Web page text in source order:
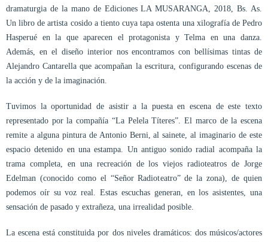
dramaturgia de la mano de Ediciones LA MUSARANGA, 2018, Bs. As.
Un libro de artista cosido a tiento cuya tapa ostenta una xilografía de Pedro
Hasperué en la que aparecen el protagonista y Telma en una danza.
Además, en el diseño interior nos encontramos con bellísimas tintas de
Alejandro Cantarella que acompañan la escritura, configurando escenas de
la acción y de la imaginación.
Tuvimos la oportunidad de asistir a la puesta en escena de este texto
representado por la compañía “La Pelela Títeres”. El marco de la escena
remite a alguna pintura de Antonio Berni, al sainete, al imaginario de este
espacio detenido en una estampa. Un antiguo sonido radial acompaña la
trama completa, en una recreación de los viejos radioteatros de Jorge
Edelman (conocido como el “Señor Radioteatro” de la zona), de quien
podemos oír su voz real. Estas escuchas generan, en los asistentes, una
sensación de pasado y extrañeza, una irrealidad posible.
La escena está constituida por dos niveles dramáticos: dos músicos/actores